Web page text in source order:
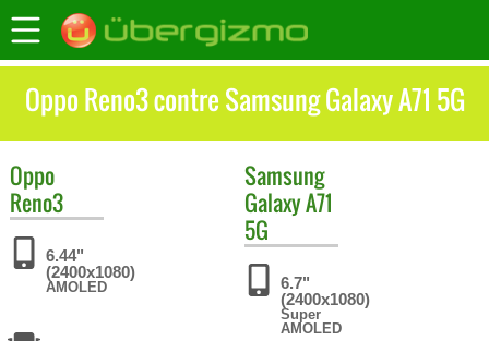
Oppo Reno3 contre Samsung Galaxy A71 5G
Oppo
Reno3
6.44"
(2400x1080)
AMOLED
Samsung
Galaxy A71
5G
6.7"
(2400x1080)
Super
AMOLED